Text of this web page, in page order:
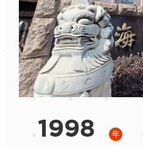
1998 年